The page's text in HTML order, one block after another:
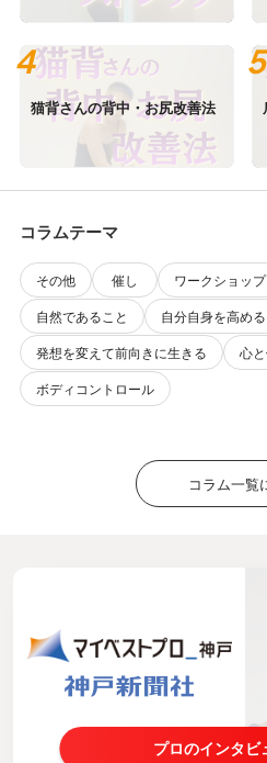
猫背さんの背中・お尻改善法
コラムテーマ
その他 催し
ワークショッ
自然であること
自分自身を高める
発想を変えて前向きに生きる
心
ボディコントロール
コラム一覧
プロのインタビ